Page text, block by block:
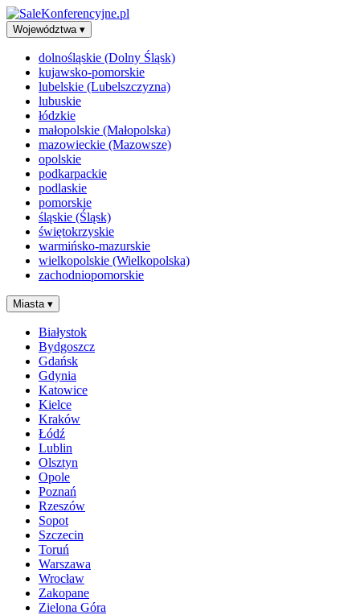
Województwa ▾
dolnośląskie (Dolny Śląsk)
kujawsko-pomorskie
lubelskie (Lubelszczyzna)
lubuskie
łódzkie
małopolskie (Małopolska)
mazowieckie (Mazowsze)
opolskie
podkarpackie
podlaskie
pomorskie
śląskie (Śląsk)
świętokrzyskie
warmińsko-mazurskie
wielkopolskie (Wielkopolska)
zachodniopomorskie
Miasta ▾
Białystok
Bydgoszcz
Gdańsk
Gdynia
Katowice
Kielce
Kraków
Łódź
Lublin
Olsztyn
Opole
Poznań
Rzeszów
Sopot
Szczecin
Toruń
Warszawa
Wrocław
Zakopane
Zielona Góra